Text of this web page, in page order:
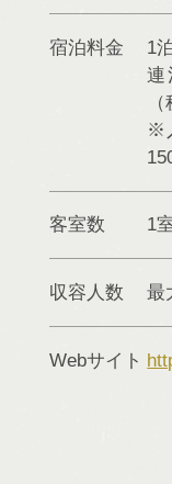
宿泊料金
1
※
客室数 1
収容人数 最
Webサイト